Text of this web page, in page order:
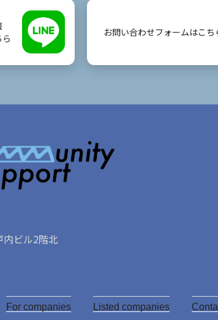
お問い合わせフォームはこち
ビル2階北
For companies Listed companies